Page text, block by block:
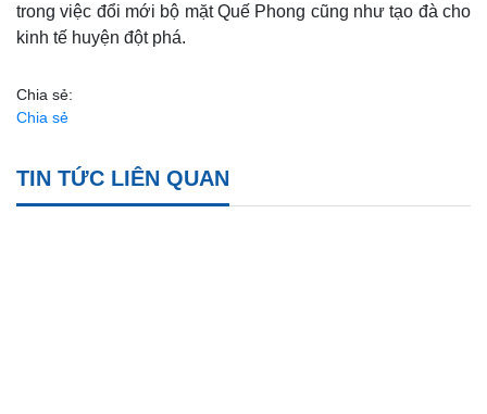
trong việc đổi mới bộ mặt Quế Phong cũng như tạo đà cho
kinh tế huyện đột phá.
Chia sẻ:
Chia sẻ
TIN TỨC LIÊN QUAN